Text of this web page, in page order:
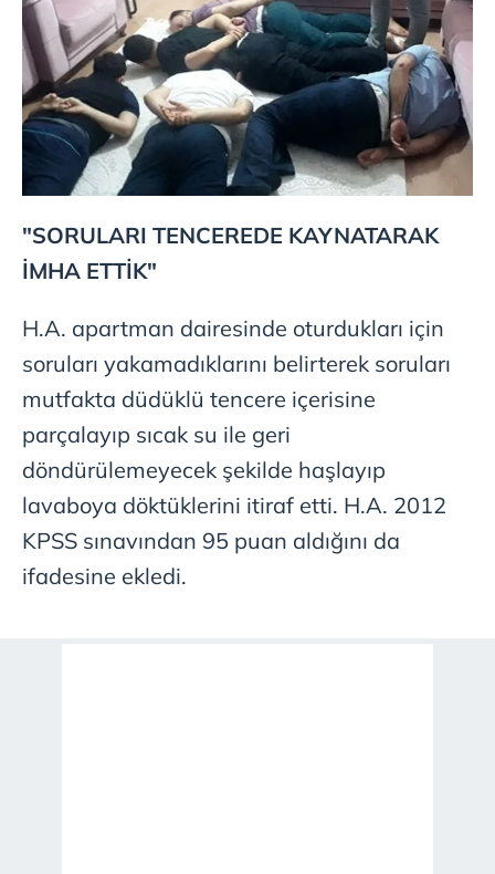
"SORULARI TENCEREDE KAYNATARAK
İMHA ETTİK"
H.A. apartman dairesinde oturdukları için
soruları yakamadıklarını belirterek soruları
mutfakta düdüklü tencere içerisine
parçalayıp sıcak su ile geri
döndürülemeyecek şekilde haşlayıp
lavaboya döktüklerini itiraf etti. H.A. 2012
KPSS sınavından 95 puan aldığını da
ifadesine ekledi.